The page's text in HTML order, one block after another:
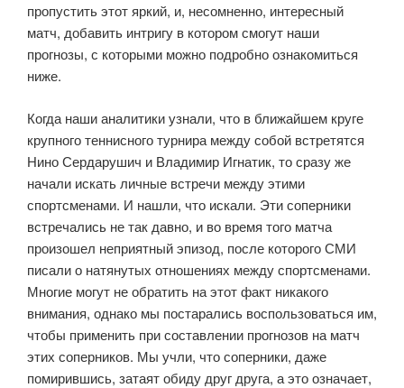
пропустить этот яркий, и, несомненно, интересный
матч, добавить интригу в котором смогут наши
прогнозы, с которыми можно подробно ознакомиться
ниже.
Когда наши аналитики узнали, что в ближайшем круге
крупного теннисного турнира между собой встретятся
Нино Сердарушич и Владимир Игнатик, то сразу же
начали искать личные встречи между этими
спортсменами. И нашли, что искали. Эти соперники
встречались не так давно, и во время того матча
произошел неприятный эпизод, после которого СМИ
писали о натянутых отношениях между спортсменами.
Многие могут не обратить на этот факт никакого
внимания, однако мы постарались воспользоваться им,
чтобы применить при составлении прогнозов на матч
этих соперников. Мы учли, что соперники, даже
помирившись, затаят обиду друг друга, а это означает,